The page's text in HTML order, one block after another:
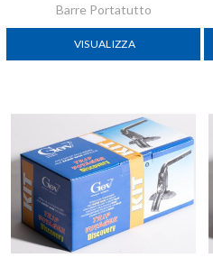
Barre Portatutto
VISUALIZZA